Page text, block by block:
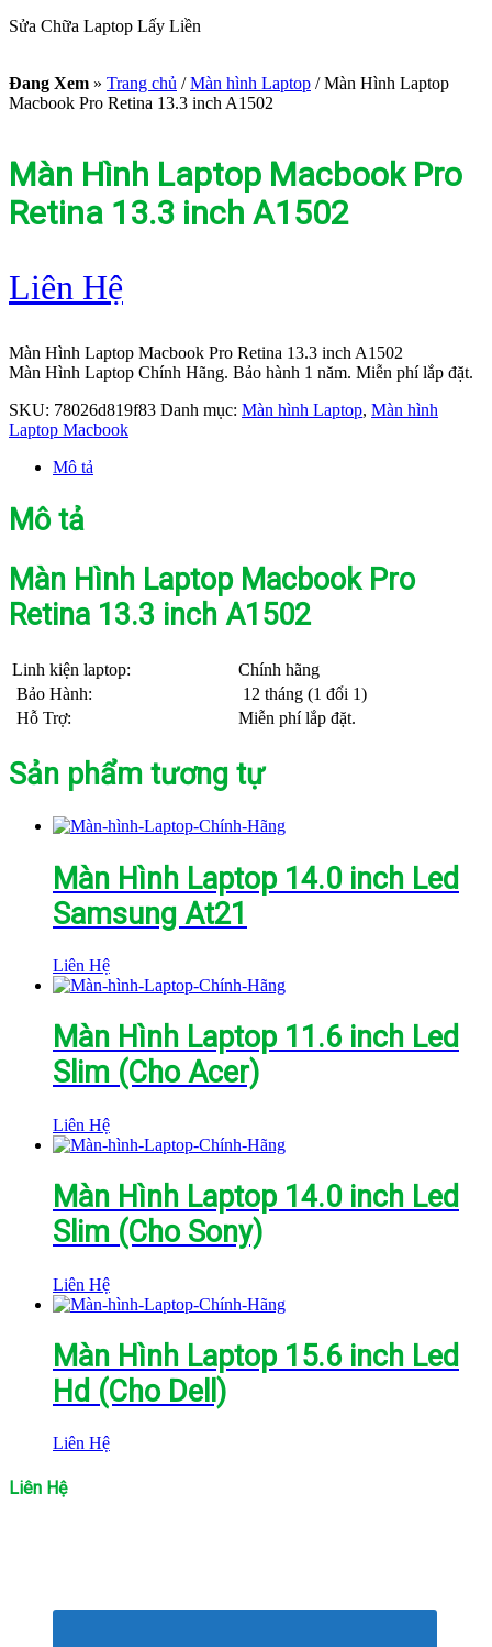
Sửa Chữa Laptop Lấy Liền
Đang Xem » Trang chủ / Màn hình Laptop /Màn Hình Laptop
Macbook Pro Retina 13.3 inch A1502
Màn Hình Laptop Macbook Pro
Retina 13.3 inch A1502
Liên Hệ
Màn Hình Laptop Macbook Pro Retina 13.3 inch A1502
Màn Hình Laptop Chính Hãng. Bảo hành 1 năm. Miễn phí lắp đặt.
SKU: 78026d819f83 Danh mục: Màn hình Laptop, Màn hình
Laptop Macbook
Mô tả
Mô tả
Màn Hình Laptop Macbook Pro
Retina 13.3 inch A1502
Linh kiện laptop:
Chính hãng
Bảo Hành:
12 tháng (1 đổi 1)
Hỗ Trợ:
Miễn phí lắp đặt.
Sản phẩm tương tự
Màn Hình Laptop 14.0 inch Led
Samsung At21
Liên Hệ
Màn Hình Laptop 11.6 inch Led
Slim (Cho Acer)
Liên Hệ
Màn Hình Laptop 14.0 inch Led
Slim (Cho Sony)
Liên Hệ
Màn Hình Laptop 15.6 inch Led
Hd (Cho Dell)
Liên Hệ
Liên Hệ